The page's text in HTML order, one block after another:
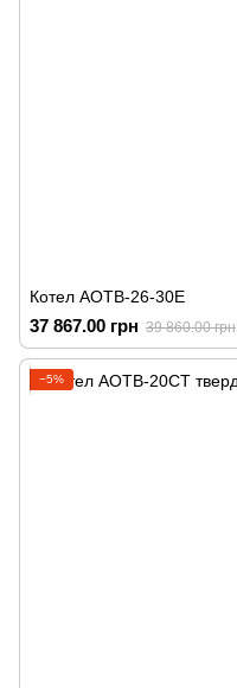
Котел АОТВ-26-30Е
37 867.00 грн 39 860.00 грн
−5%